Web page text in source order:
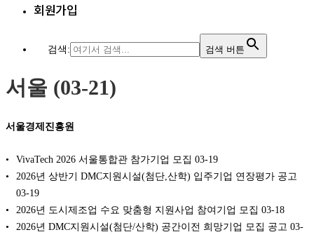
회원가입
검색: 검색 버튼
서울 (03-21)
서울경제진흥원
VivaTech 2026 서울통합관 참가기업 모집 03-19
2026년 상반기 DMC지원시설(첨단,산학) 입주기업 연장평가 공고
03-19
2026년 도시제조업 수요 맞춤형 지원사업 참여기업 모집 03-18
2026년 DMC지원시설(첨단/산학) 공간이전 희망기업 모집 공고 03-